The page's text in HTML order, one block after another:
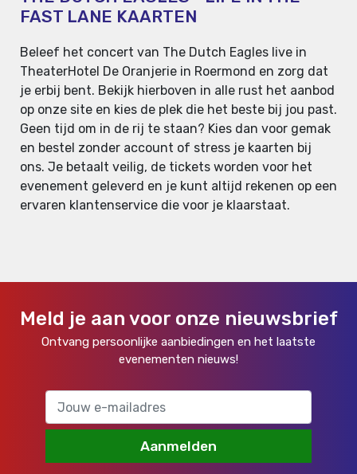
FAST LANE KAARTEN
Beleef het concert van The Dutch Eagles live in
TheaterHotel De Oranjerie in Roermond en zorg dat
je erbij bent. Bekijk hierboven in alle rust het aanbod
op onze site en kies de plek die het beste bij jou past.
Geen tijd om in de rij te staan? Kies dan voor gemak
en bestel zonder account of stress je kaarten bij
ons. Je betaalt veilig, de tickets worden voor het
evenement geleverd en je kunt altijd rekenen op een
ervaren klantenservice die voor je klaarstaat.
Meld je aan voor onze nieuwsbrief
Ontvang persoonlijke aanbiedingen en het laatste
evenementen nieuws!
Aanmelden